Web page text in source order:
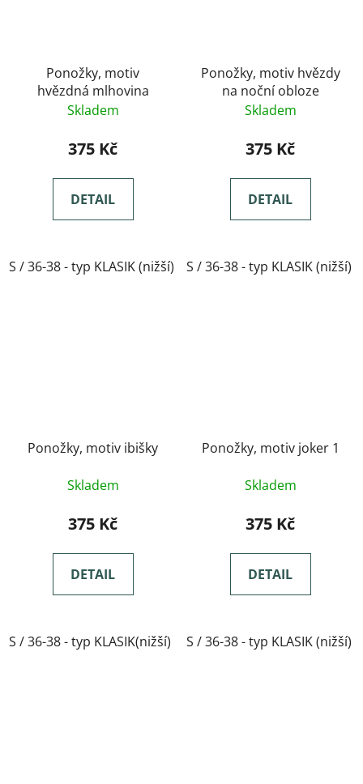
Ponožky, motiv
hvězdná mlhovina
Skladem
375 Kč
DETAIL
S / 36-38 - typ KLASIK (nižší) M / 39-41- typ KLASIK(nižší)
Ponožky, motiv hvězdy
na noční obloze
Skladem
375 Kč
DETAIL
S / 36-38 - typ KLASIK (nižší)
Ponožky, motiv ibišky
Skladem
375 Kč
DETAIL
S / 36-38 - typ KLASIK(nižší) M / 39-41- typ KLASIK(nižší)
Ponožky, motiv joker 1
Skladem
375 Kč
DETAIL
S / 36-38 - typ KLASIK (nižší)